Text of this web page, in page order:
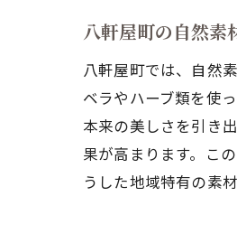
八軒屋町の自然素
八軒屋町では、自然
ベラやハーブ類を使
本来の美しさを引き
果が高まります。こ
うした地域特有の素